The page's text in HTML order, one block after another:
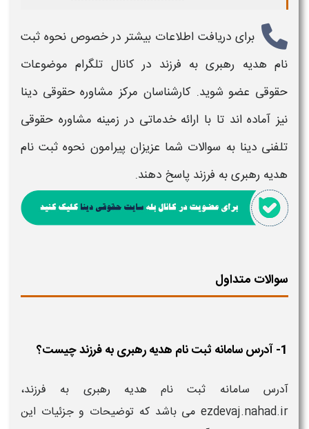
برای دریافت اطلاعات بیشتر در خصوص نحوه ثبت
نام هدیه رهبری به فرزند در کانال تلگرام موضوعات
حقوقی عضو شوید. کارشناسان مرکز مشاوره حقوقی دینا
نیز آماده اند تا با ارائه خدماتی در زمینه مشاوره حقوقی
تلفنی دینا به سوالات شما عزیزان پیرامون نحوه ثبت نام
هدیه رهبری به فرزند پاسخ دهند.
سوالات متداول
1- آدرس سامانه ثبت نام هدیه رهبری به فرزند چیست؟
آدرس سامانه ثبت نام هدیه رهبری به فرزند،
ezdevaj.nahad.ir می باشد که توضیحات و جزئیات این